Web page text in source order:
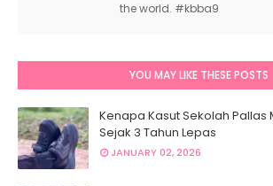
the world. #kbba9
YOU MAY LIKE THESE POSTS
Kenapa Kasut Sekolah Pallas
Sejak 3 Tahun Lepas
JANUARY 02, 2026